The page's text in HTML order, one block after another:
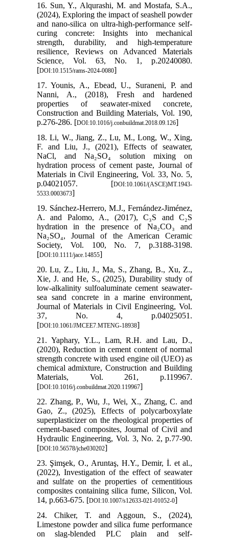
16. Sun, Y., Alqurashi, M. and Mostafa, S.A.,
(2024), Exploring the impact of seashell powder
and nano-silica on ultra-high-performance self-
curing concrete: Insights into mechanical
strength, durability, and high-temperature
resilience, Reviews on Advanced Materials
Science, Vol. 63, No. 1, p.20240080.
[DOI:10.1515/rams-2024-0080]
17. Younis, A., Ebead, U., Suraneni, P. and
Nanni, A., (2018), Fresh and hardened
properties of seawater-mixed concrete,
Construction and Building Materials, Vol. 190,
p.276-286. [DOI:10.1016/j.conbuildmat.2018.09.126]
18. Li, W., Jiang, Z., Lu, M., Long, W., Xing,
F. and Liu, J., (2021), Effects of seawater,
NaCl, and Na₂SO₄ solution mixing on
hydration process of cement paste, Journal of
Materials in Civil Engineering, Vol. 33, No. 5,
p.04021057. [DOI:10.1061/(ASCE)MT.1943-
5533.0003673]
19. Sánchez-Herrero, M.J., Fernández-Jiménez,
A. and Palomo, A., (2017), C₃S and C₂S
hydration in the presence of Na₂CO₃ and
Na₂SO₄, Journal of the American Ceramic
Society, Vol. 100, No. 7, p.3188-3198.
[DOI:10.1111/jace.14855]
20. Lu, Z., Liu, J., Ma, S., Zhang, B., Xu, Z.,
Xie, J. and He, S., (2025), Durability study of
low-alkalinity sulfoaluminate cement seawater-
sea sand concrete in a marine environment,
Journal of Materials in Civil Engineering, Vol.
37, No. 4, p.04025051.
[DOI:10.1061/JMCEE7.MTENG-18938]
21. Yaphary, Y.L., Lam, R.H. and Lau, D.,
(2020), Reduction in cement content of normal
strength concrete with used engine oil (UEO) as
chemical admixture, Construction and Building
Materials, Vol. 261, p.119967.
[DOI:10.1016/j.conbuildmat.2020.119967]
22. Zhang, P., Wu, J., Wei, X., Zhang, C. and
Gao, Z., (2025), Effects of polycarboxylate
superplasticizer on the rheological properties of
cement-based composites, Journal of Civil and
Hydraulic Engineering, Vol. 3, No. 2, p.77-90.
[DOI:10.56578/jche030202]
23. Şimşek, O., Aruntaş, H.Y., Demir, İ. et al.,
(2022), Investigation of the effect of seawater
and sulfate on the properties of cementitious
composites containing silica fume, Silicon, Vol.
14, p.663-675. [DOI:10.1007/s12633-021-01052-0]
24. Chiker, T. and Aggoun, S., (2024),
Limestone powder and silica fume performance
on slag-blended PLC plain and self-